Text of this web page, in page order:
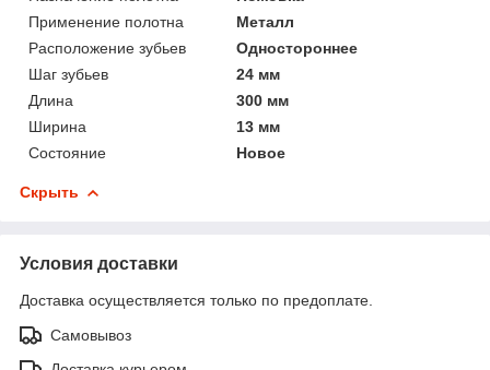
Применение полотна
Металл
Расположение зубьев
Одностороннее
Шаг зубьев
24 мм
Длина
300 мм
Ширина
13 мм
Состояние
Новое
Скрыть
Условия доставки
Доставка осуществляется только по предоплате.
Самовывоз